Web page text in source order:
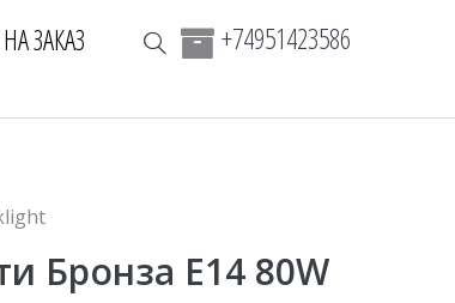
ЗАКАЗ +74951423586
Бронза E14 80W